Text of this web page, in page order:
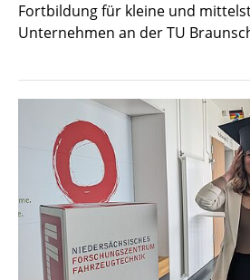
Fortbildung für kleine und
Unternehmen an der TU